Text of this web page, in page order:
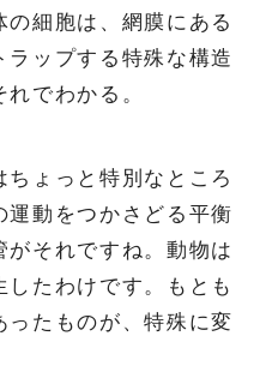
細胞は、網膜にある
ップする特殊な構造
でわかる。
ょっと特別なところ
運動をつかさどる平衡
それですね。動物は
たわけです。もとも
ったものが、特殊に変